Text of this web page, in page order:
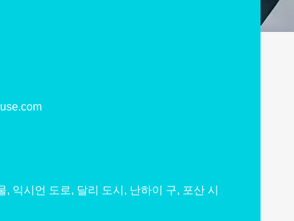
, 익시언 도로, 달리 도시, 난하이 구, 포산 시